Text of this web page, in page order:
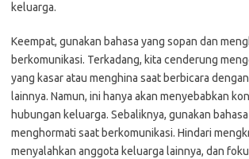
keluarga.
Keempat, gunakan bahasa yang sopan dan
berkomunikasi. Terkadang, kita cenderung
yang kasar atau menghina saat berbicara
lainnya. Namun, ini hanya akan menyebabkan
hubungan keluarga. Sebaliknya, gunakan
menghormati saat berkomunikasi. Hindari
menyalahkan anggota keluarga lainnya, dan